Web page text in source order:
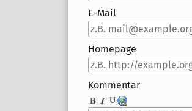
E-Mail
Homepage
Kommentar